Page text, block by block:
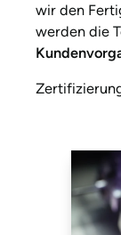
wir den
werden die